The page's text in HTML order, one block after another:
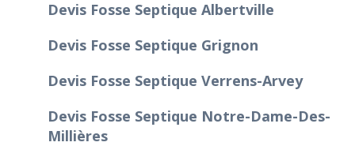
Devis Fosse Septique Albertville
Devis Fosse Septique Grignon
Devis Fosse Septique Verrens-Arvey
Devis Fosse Septique Notre-Dame-Des-
Millières